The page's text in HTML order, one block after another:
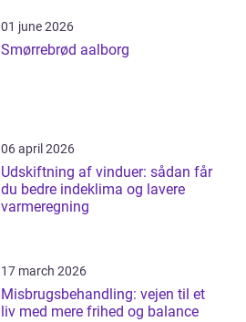
01 june 2026
Smørrebrød aalborg
06 april 2026
Udskiftning af vinduer: sådan får
du bedre indeklima og lavere
varmeregning
17 march 2026
Misbrugsbehandling: vejen til et
liv med mere frihed og balance